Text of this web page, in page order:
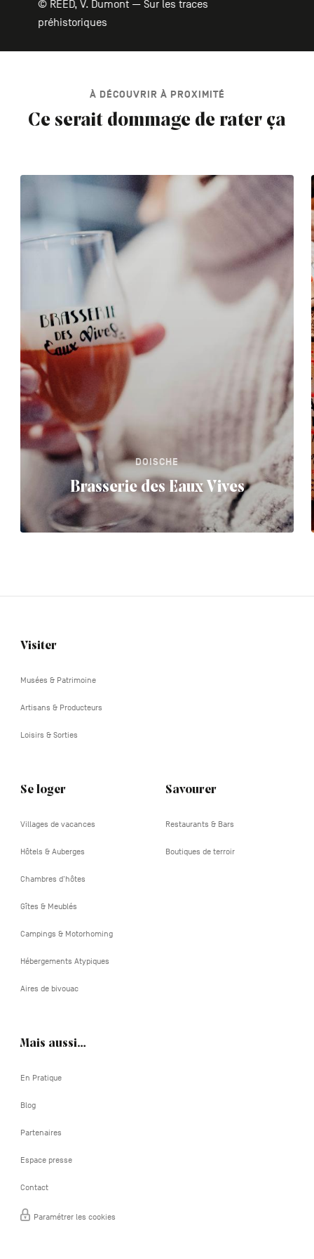
© REED, V. Dumont — Sur les traces
préhistoriques
À DÉCOUVRIR À PROXIMITÉ
Ce serait dommage de rater ça
DOISCHE
Brasserie des Eaux Vives
Navigation
Visiter
Musées & Patrimoine
Artisans & Producteurs
Loisirs & Sorties
Se loger
Villages de vacances
Hôtels & Auberges
Chambres d'hôtes
Gîtes & Meublés
Campings & Motorhoming
Hébergements Atypiques
Aires de bivouac
Savourer
Restaurants & Bars
Boutiques de terroir
Mais aussi…
En Pratique
Blog
Partenaires
Espace presse
Contact
Paramétrer les cookies